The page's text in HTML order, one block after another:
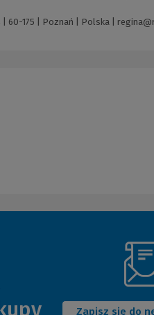
60-175 | Poznań | Polska |
Zapisz się do